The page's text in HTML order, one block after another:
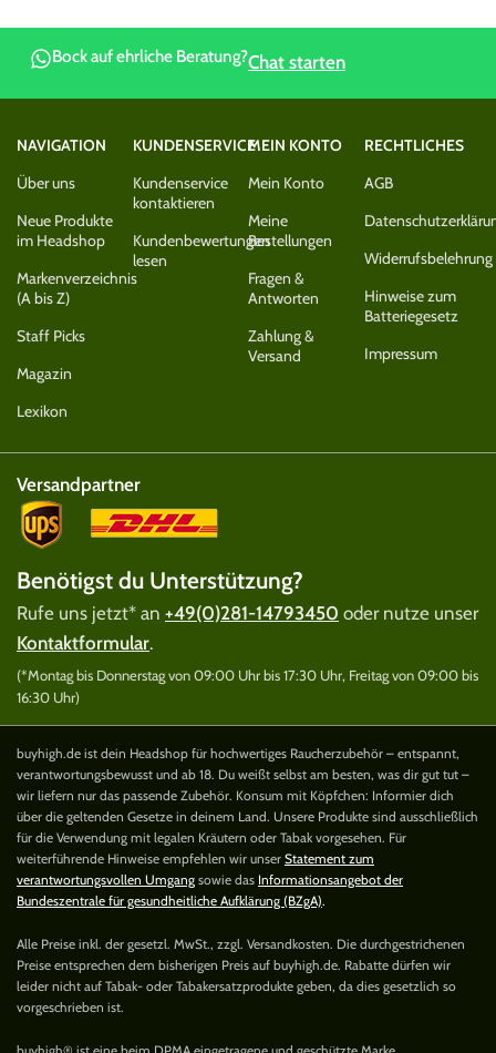
Bock auf ehrliche Beratung?Chat starten
NAVIGATION
Über uns
Neue Produkte
im Headshop
Markenverzeichnis
(A bis Z)
Staff Picks
Magazin
Lexikon
KUNDENSERVICE
Kundenservice
kontaktieren
Kundenbewertungen
lesen
MEIN KONTO
Mein Konto
Meine
Bestellungen
Fragen &
Antworten
Zahlung &
Versand
RECHTLICHES
AGB
Widerrufsbelehrung
Hinweise zum
Batteriegesetz
Impressum
Versandpartner
Benötigst du Unterstützung?
Rufe uns jetzt* an +49(0)281-14793450 oder nutze unser
Kontaktformular.
(*Montag bis Donnerstag von 09:00 Uhr bis 17:30 Uhr, Freitag von 09:00 bis
16:30 Uhr)
buyhigh.de ist dein Headshop für hochwertiges Raucherzubehör – entspannt,
verantwortungsbewusst und ab 18. Du weißt selbst am besten, was dir gut tut –
wir liefern nur das passende Zubehör. Konsum mit Köpfchen: Informier dich
über die geltenden Gesetze in deinem Land. Unsere Produkte sind ausschließlich
für die Verwendung mit legalen Kräutern oder Tabak vorgesehen. Für
weiterführende Hinweise empfehlen wir unser Statement zum
verantwortungsvollen Umgang sowie das Informationsangebot der
Bundeszentrale für gesundheitliche Aufklärung (BZgA).
Alle Preise inkl. der gesetzl. MwSt., zzgl. Versandkosten. Die durchgestrichenen
Preise entsprechen dem bisherigen Preis auf buyhigh.de. Rabatte dürfen wir
leider nicht auf Tabak- oder Tabakersatzprodukte geben, da dies gesetzlich so
vorgeschrieben ist.